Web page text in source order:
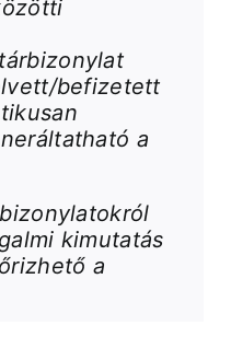
befizetett
a
kimutatás
a